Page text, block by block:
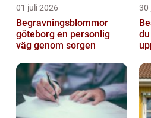
01 juli 2026
Begravningsblommor
göteborg en personlig
väg genom sorgen
30